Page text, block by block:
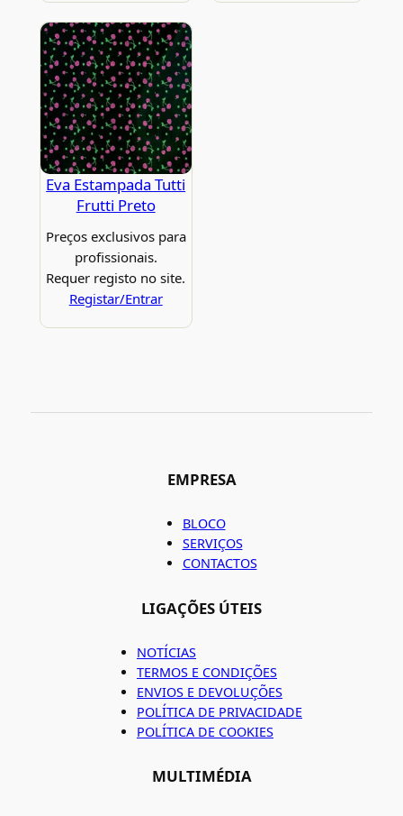
Eva Estampada Tutti
Frutti Preto
Preços exclusivos para
profissionais.
Requer registo no site.
Registar/Entrar
EMPRESA
BLOCO
SERVIÇOS
CONTACTOS
LIGAÇÕES ÚTEIS
NOTÍCIAS
TERMOS E CONDIÇÕES
ENVIOS E DEVOLUÇÕES
POLÍTICA DE PRIVACIDADE
POLÍTICA DE COOKIES
MULTIMÉDIA